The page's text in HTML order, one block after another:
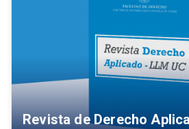
Revista de Derecho